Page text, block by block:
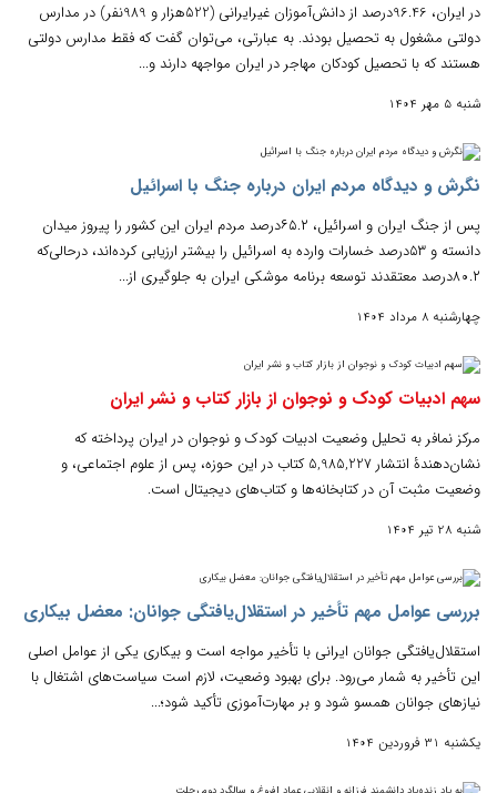
در ایران، 96.46درصد از دانش‌آموزان غیرایرانی (522هزار و 989نفر) در مدارس
دولتی مشغول به تحصیل بودند. به عبارتی، می‌توان گفت که فقط مدارس دولتی
هستند که با تحصیل کودکان مهاجر در ایران مواجهه دارند و...
شنبه 5 مهر 1404
نگرش و دیدگاه مردم ایران درباره جنگ با اسرائیل
پس از جنگ ایران و اسرائیل، ۶۵.۲درصد مردم ایران این کشور را پیروز میدان
دانسته و ۵۳درصد خسارات وارده به اسرائیل را بیشتر ارزیابی کرده‌اند، درحالی‌که
۸۰.۲درصد معتقدند توسعه برنامه موشکی ایران به جلوگیری از...
چهارشنبه 8 مرداد 1404
سهم ادبیات کودک و نوجوان از بازار کتاب و نشر ایران
مرکز نمافر به تحلیل وضعیت ادبیات کودک و نوجوان در ایران پرداخته که
نشان‌دهندۀ انتشار 5,985,227 کتاب در این حوزه، پس از علوم اجتماعی، و
وضعیت مثبت آن در کتابخانه‌ها و کتاب‌های دیجیتال است.
شنبه 28 تیر 1404
بررسی عوامل مهم تأخیر در استقلال‌یافتگی جوانان: معضل بیکاری
استقلال‌یافتگی جوانان ایرانی با تأخیر مواجه است و بیکاری یکی از عوامل اصلی
این تأخیر به شمار می‌رود. برای بهبود وضعیت، لازم است سیاست‌های اشتغال با
نیازهای جوانان همسو شود و بر مهارت‌آموزی تأکید شود؛...
یکشنبه 31 فروردین 1404